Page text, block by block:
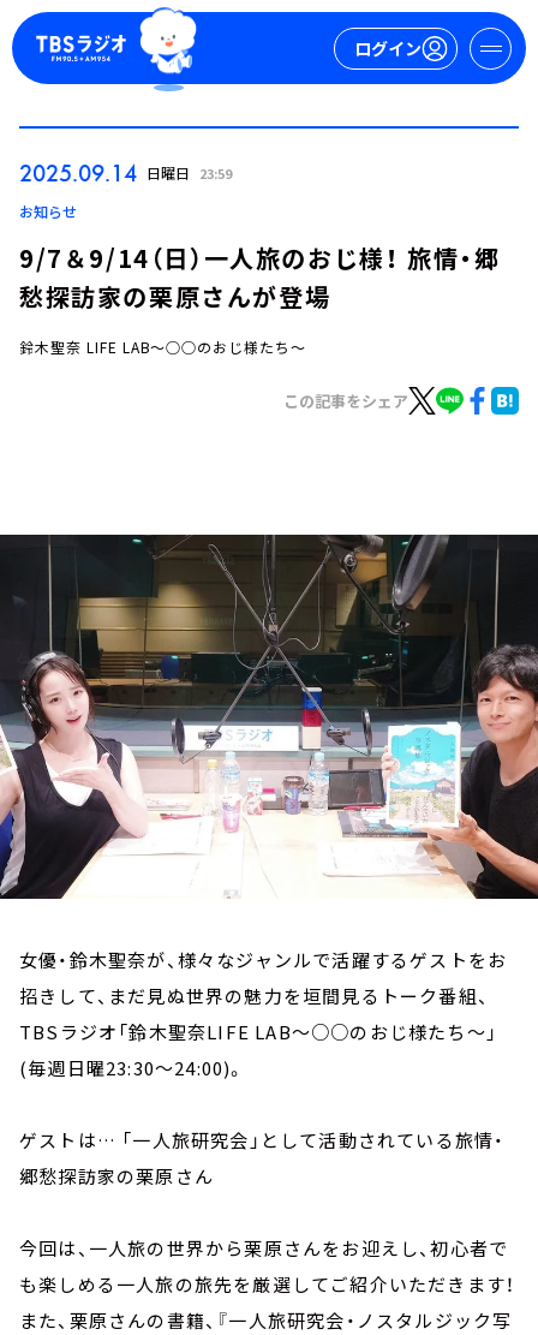
ログイン
お知らせ
イベント・グッズ
YouTube
会社情報
2025.09.14 日曜日 23:59
お知らせ
9/7＆9/14（日）一人旅のおじ様！ 旅情・郷
愁探訪家の栗原さんが登場
鈴木聖奈 LIFE LAB～○○のおじ様たち～
この記事をシェア
女優・鈴木聖奈が、様々なジャンルで活躍するゲストをお
招きして、まだ見ぬ世界の魅力を垣間見るトーク番組、
TBSラジオ「鈴木聖奈LIFE LAB～○○のおじ様たち～」
(毎週日曜23:30～24:00)。
ゲストは… 「一人旅研究会」として活動されている旅情・
郷愁探訪家の栗原さん
今回は、一人旅の世界から栗原さんをお迎えし、初心者で
も楽しめる一人旅の旅先を厳選してご紹介いただきます！
また、栗原さんの書籍、『一人旅研究会・ノスタルジック写